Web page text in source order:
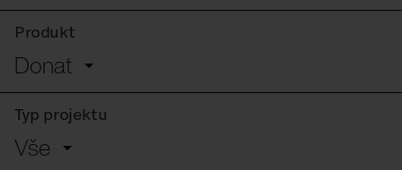
Produkt
Donat
Typ projektu
Vše